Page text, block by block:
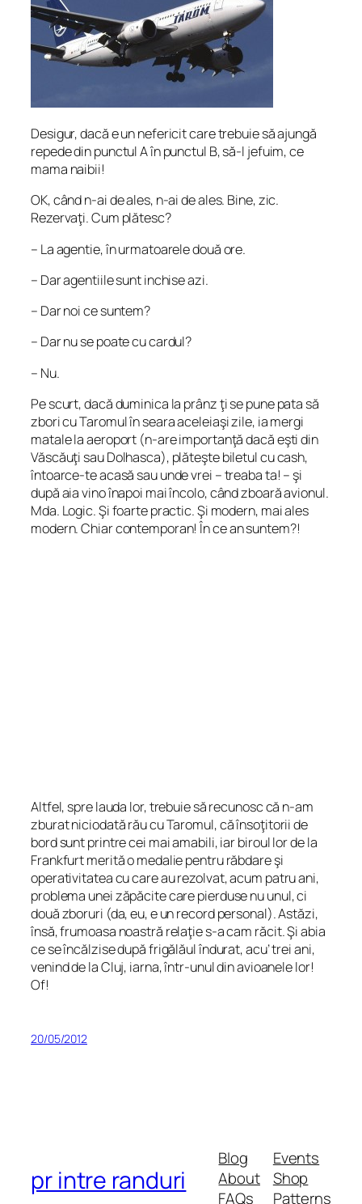
Desigur, dacă e un nefericit care trebuie să ajungă
repede din punctul A în punctul B, să-l jefuim, ce
mama naibii!
OK, când n-ai de ales, n-ai de ales. Bine, zic.
Rezervaţi. Cum plătesc?
– La agentie, în urmatoarele două ore.
– Dar agentiile sunt inchise azi.
– Dar noi ce suntem?
– Dar nu se poate cu cardul?
– Nu.
Pe scurt, dacă duminica la prânz ţi se pune pata să
zbori cu Taromul în seara aceleiaşi zile, ia mergi
matale la aeroport (n-are importanţă dacă eşti din
Văscăuţi sau Dolhasca), plăteşte biletul cu cash,
întoarce-te acasă sau unde vrei – treaba ta! – şi
după aia vino înapoi mai încolo, când zboară avionul.
Mda. Logic. Şi foarte practic. Şi modern, mai ales
modern. Chiar contemporan! În ce an suntem?!
Altfel, spre lauda lor, trebuie să recunosc că n-am
zburat niciodată rău cu Taromul, că însoţitorii de
bord sunt printre cei mai amabili, iar biroul lor de la
Frankfurt merită o medalie pentru răbdare şi
operativitatea cu care au rezolvat, acum patru ani,
problema unei zăpăcite care pierduse nu unul, ci
două zboruri (da, eu, e un record personal). Astăzi,
însă, frumoasa noastră relaţie s-a cam răcit. Şi abia
ce se încălzise după frigălăul îndurat, acu’ trei ani,
venind de la Cluj, iarna, într-unul din avioanele lor!
Of!
20/05/2012
pr intre randuri
Blog
About
FAQs
Events
Shop
Patterns